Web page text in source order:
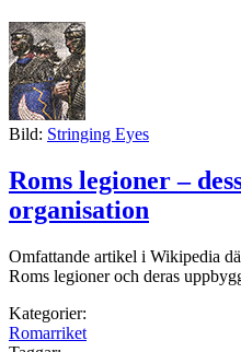
Bild: Stringing Eyes
Roms legioner –
organisation
Omfattande artikel i Wikipedia
Roms legioner och deras
Kategorier:
Romarriket